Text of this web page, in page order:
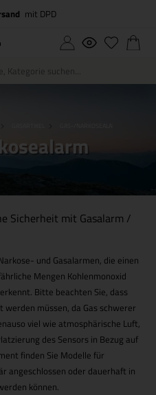
mit DPD
Sicherheit mit Gasalarm /
und Gasalarmen, die einen
Mengen Kohlenmonoxid
Bitte beachten Sie, dass
müssen, da Gas schwerer
viel wie atmosphärische Luft,
des Sensors in Bezug auf
finden Sie Modelle für
angeschlossen oder dauerhaft in
können.